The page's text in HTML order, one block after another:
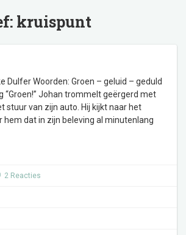
kruispunt
Dulfer Woorden: Groen – geluid – geduld
“Groen!” Johan trommelt geërgerd met
stuur van zijn auto. Hij kijkt naar het
hem dat in zijn beleving al minutenlang
2 Reacties